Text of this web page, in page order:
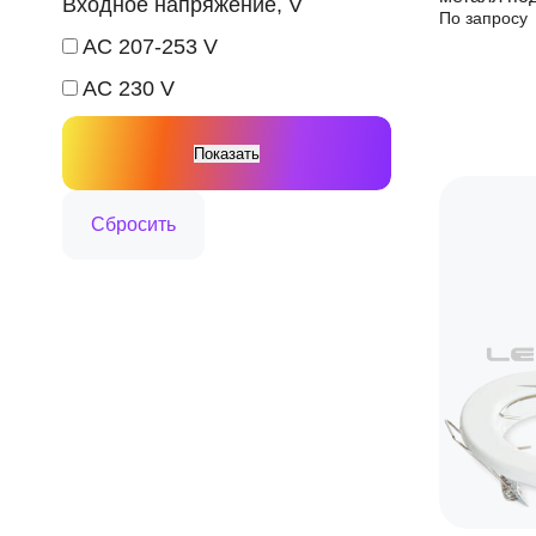
Входное напряжение, V
AC 207-253 V
AC 230 V
В IN HOME
По запросу